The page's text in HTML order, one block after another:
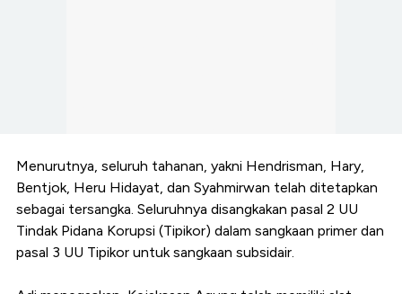
Menurutnya, seluruh tahanan, yakni Hendrisman, Hary,
Bentjok, Heru Hidayat, dan Syahmirwan telah ditetapkan
sebagai tersangka. Seluruhnya disangkakan pasal 2 UU
Tindak Pidana Korupsi (Tipikor) dalam sangkaan primer dan
pasal 3 UU Tipikor untuk sangkaan subsidair.